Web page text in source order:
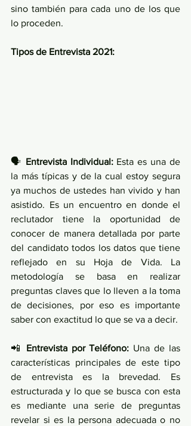
sino también para cada uno de los que
lo proceden.
Tipos de Entrevista 2021:
🗣 Entrevista Individual: Esta es una de
la más típicas y de la cual estoy segura
ya muchos de ustedes han vivido y han
asistido. Es un encuentro en donde el
reclutador tiene la oportunidad de
conocer de manera detallada por parte
del candidato todos los datos que tiene
reflejado en su Hoja de Vida. La
metodología se basa en realizar
preguntas claves que lo lleven a la toma
de decisiones, por eso es importante
saber con exactitud lo que se va a decir.
📲 Entrevista por Teléfono: Una de las
características principales de este tipo
de entrevista es la brevedad. Es
estructurada y lo que se busca con esta
es mediante una serie de preguntas
revelar si es la persona adecuada o no